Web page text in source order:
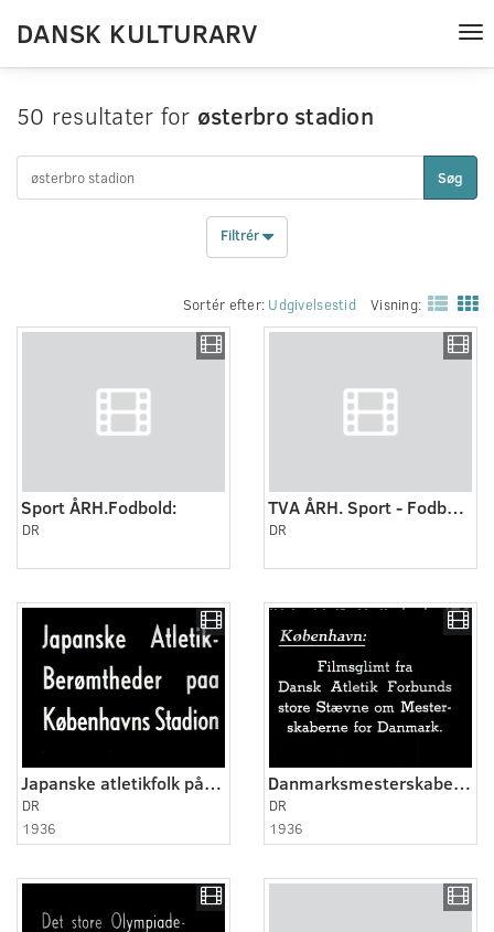
DANSK KULTURARV
50 resultater for østerbro stadion
Søg
Filtrér
Sortér efter: Udgivelsestid Visning:
Sport ÅRH.Fodbold:
DR
TVA ÅRH. Sport - Fodbold. Randers - B 1903 på Randers Stadion.
DR
Japanske atletikfolk på Københavns stadion
DR
1936
Danmarksmesterskaberne i atletik
DR
1936